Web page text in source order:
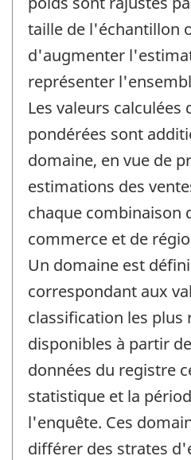
taille de l'échantillon
d'augmenter
représenter
Les valeurs calculées
pondérées sont
domaine, en vue de
estimations des
chaque combinaison
commerce et de
Un domaine est
correspondant aux
classification les plus
disponibles à partir
données du registre
statistique et la
l'enquête. Ces
différer des strates